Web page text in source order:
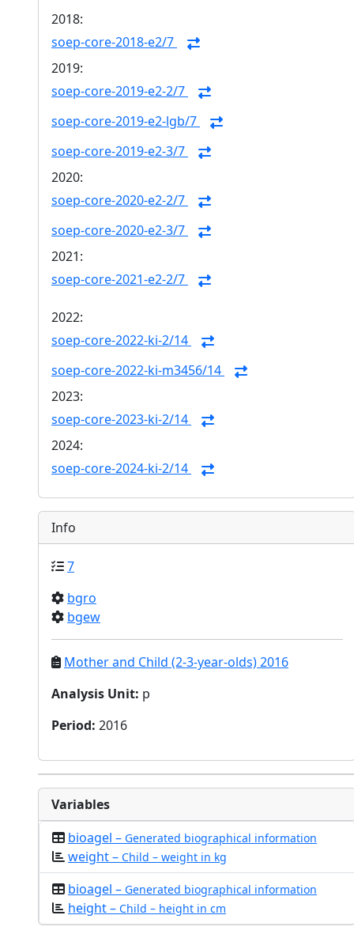
2018:
soep-core-2018-e2/7
2019:
soep-core-2019-e2-2/7
soep-core-2019-e2-lgb/7
soep-core-2019-e2-3/7
2020:
soep-core-2020-e2-2/7
soep-core-2020-e2-3/7
2021:
soep-core-2021-e2-2/7
2022:
soep-core-2022-ki-2/14
soep-core-2022-ki-m3456/14
2023:
soep-core-2023-ki-2/14
2024:
soep-core-2024-ki-2/14
Info
7
bgro
bgew
Mother and Child (2-3-year-olds) 2016
Analysis Unit: p
Period: 2016
Variables
bioagel – Generated biographical information
weight – Child – weight in kg
bioagel – Generated biographical information
height – Child – height in cm